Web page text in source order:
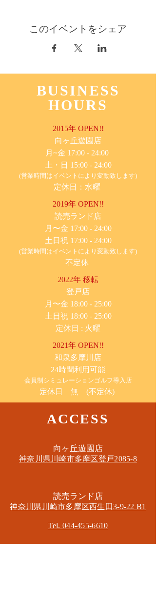
このイベントをシェア
BUSINESS
HOURS
2015年 OPEN!!
​向ヶ丘遊園店
月~金 17:00 - 24:00
土・日 15:00 - 24:00
(営業時間はイベントにより変動致します)
定休日：水曜
2019年 OPEN!!
​読売ランド店
月〜金 17:00 - 24:00
土日祝 17:00 - 24:00
(営業時間はイベントにより変動致します)
不定休
2022年 移転
​登戸店
月〜金 18:00 - 25:00
土日祝 18:00 - 25:00
​定休日 : 火曜
2021年 OPEN!!
​和泉多摩川店
24時間利用可能
​会員制シミュレーションゴルフ導入店
定休日 無 (不定休)
ACCESS
​向ヶ丘遊園店
神奈川県川崎市多摩区​登戸2085-8
​読売ランド店
神奈川県川崎市多摩区​西生田3-9-22 B1
Tel. 044-455-6610